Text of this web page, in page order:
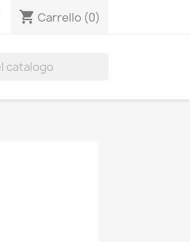
shopping_cart Carrello (0)